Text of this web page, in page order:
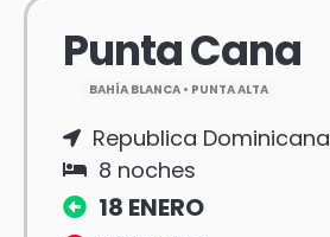
Punta Cana
BAHÍA BLANCA • PUNTA ALTA
Republica Dominicana
8 noches
18 ENERO